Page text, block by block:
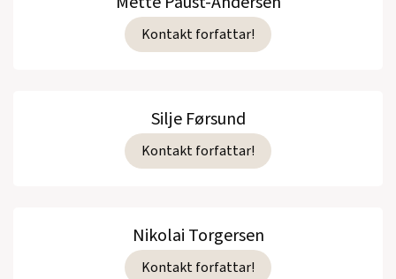
Kontakt forfattar!
Silje Førsund
Kontakt forfattar!
Nikolai Torgersen
Kontakt forfattar!